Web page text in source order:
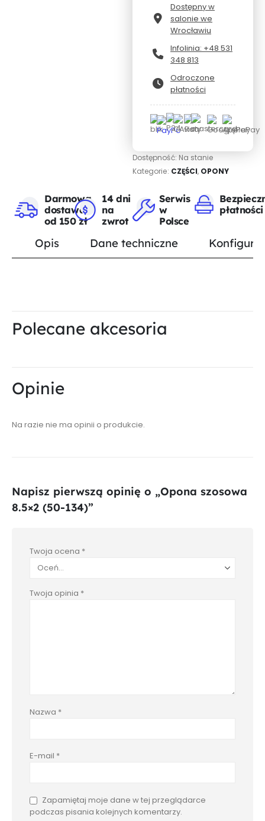
Dostępny w
salonie we
Wrocławiu
Infolinia: +48 531
348 813
Odroczone
płatności
Dostępność: Na stanie
Kategorie: CZĘŚCI, OPONY
Darmowa
dostawa
od 150 zł
14 dni
na
zwrot
Serwis
w
Polsce
płatności
Opis Dane techniczne
Polecane akcesoria
Opinie
Na razie nie ma opinii o produkcie.
Napisz pierwszą opinię o „Opona szosowa
8.5×2 (50-134)”
Twoja ocena *
Twoja opinia *
Nazwa *
E-mail *
Zapamiętaj moje dane w tej przeglądarce
podczas pisania kolejnych komentarzy.